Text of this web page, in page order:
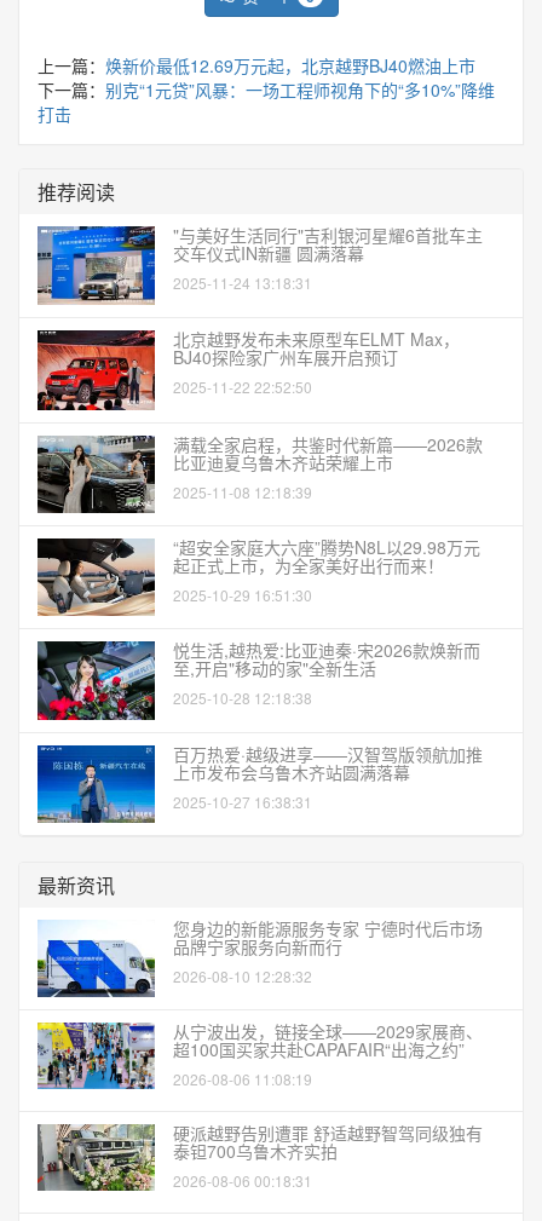
上一篇： 焕新价最低12.69万元起，北京越野BJ40燃油上市
下一篇： 别克“1元贷”风暴：一场工程师视角下的“多10%”降维
打击
推荐阅读
"与美好生活同行"吉利银河星耀6首批车主
交车仪式IN新疆 圆满落幕
2025-11-24 13:18:31
北京越野发布未来原型车ELMT Max，
BJ40探险家广州车展开启预订
2025-11-22 22:52:50
满载全家启程，共鉴时代新篇——2026款
比亚迪夏乌鲁木齐站荣耀上市
2025-11-08 12:18:39
“超安全家庭大六座”腾势N8L以29.98万元
起正式上市，为全家美好出行而来！
2025-10-29 16:51:30
悦生活,越热爱:比亚迪秦·宋2026款焕新而
至,开启"移动的家"全新生活
2025-10-28 12:18:38
百万热爱·越级进享——汉智驾版领航加推
上市发布会乌鲁木齐站圆满落幕
2025-10-27 16:38:31
最新资讯
您身边的新能源服务专家 宁德时代后市场
品牌宁家服务向新而行
2026-08-10 12:28:32
从宁波出发，链接全球——2029家展商、
超100国买家共赴CAPAFAIR“出海之约”
2026-08-06 11:08:19
硬派越野告别遭罪 舒适越野智驾同级独有
泰钽700乌鲁木齐实拍
2026-08-06 00:18:31